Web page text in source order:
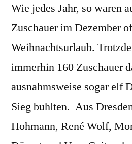
Wie jedes Jahr, so waren
Zuschauer im Dezember
Weihnachtsurlaub.
immerhin 160 Zuschauer
ausnahmsweise sogar elf
Sieg buhlten. Aus
Hohmann, René Wolf,